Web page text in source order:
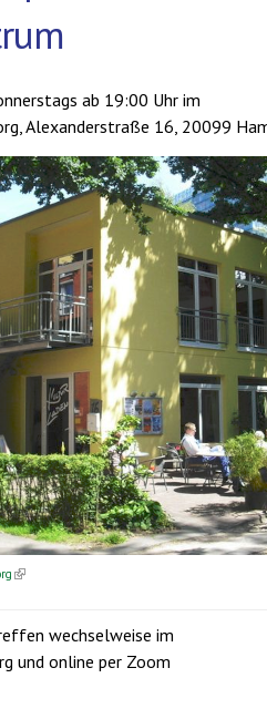
ab 19:00 Uhr im
Alexanderstraße 16, 20099
(link is external)
wechselweise im
und online per Zoom